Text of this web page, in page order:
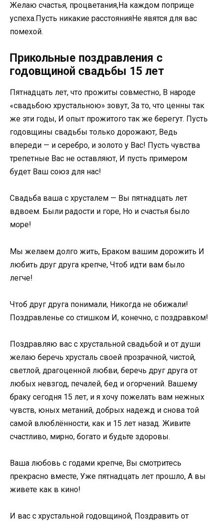
Желаю счастья, процветания,На каждом поприще
успеха.Пусть никакие расстоянияНе явятся для вас
помехой.
Прикольные поздравления с
годовщиной свадьбы 15 лет
Пятнадцать лет, что прожиты совместно, В народе
«свадьбою хрустальною» зовут, За то, что ценны так
же эти годы, И опыт прожитого так же берегут. Пусть
годовщины свадьбы только дорожают, Ведь
впереди — и серебро, и золото у Вас! Пусть чувства
трепетные Вас не оставляют, И пусть примером
будет Ваш союз для нас!
Свадьба ваша с хрусталем — Вы пятнадцать лет
вдвоем. Были радости и горе, Но и счастья было
море!
Мы желаем долго жить, Браком вашим дорожить И
любить друг друга крепче, Чтоб идти вам было
легче!
Чтоб друг друга понимали, Никогда не обижали!
Поздравленье со стишком И, конечно, с поздравком!
Поздравляю вас с хрустальной свадьбой и от души
желаю беречь хрусталь своей прозрачной, чистой,
светлой, драгоценной любви, беречь друг друга от
любых невзгод, печалей, бед и огорчений. Вашему
браку сегодня 15 лет, и я хочу пожелать вам нежных
чувств, юных метаний, добрых надежд и снова той
самой влюблённости, как и 15 лет назад. Живите
счастливо, мирно, богато и будьте здоровы.
Ваша любовь с годами крепче, Вы смотритесь
прекрасно вместе, Уже пятнадцать лет прошло, А вы
живете как в кино!
И вас с хрустальной годовщиной, Поздравить от